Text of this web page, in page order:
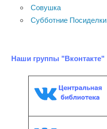
Совушка
Субботние Посиделки
Наши группы "Вконтакте"